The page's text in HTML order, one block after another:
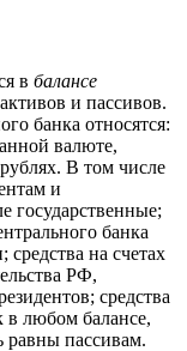
в балансе
и пассивов.
банка относятся:
валюте,
В том числе
и
государственные;
банка
на счетах
РФ,
средства
в любом балансе,
равны пассивам.